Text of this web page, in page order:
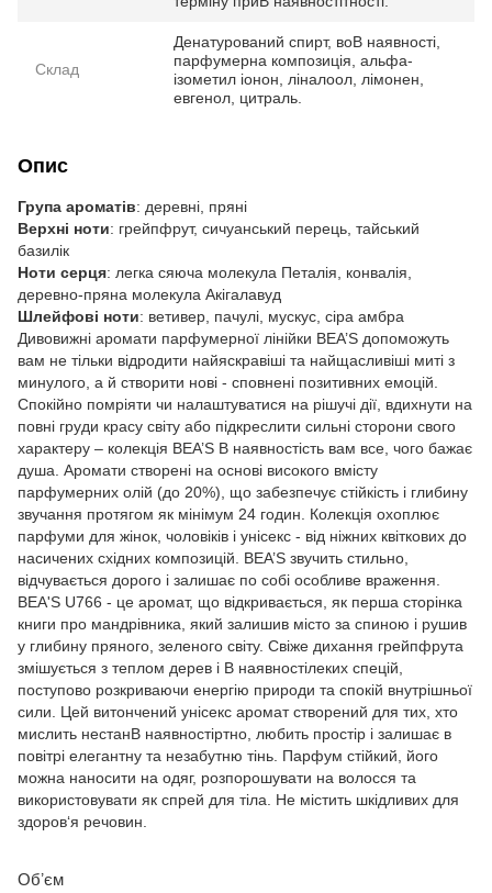
Склад
Денатурований спирт, воВ наявності,
парфумерна композиція, альфа-
ізометил іонон, ліналоол, лімонен,
евгенол, цитраль.
Опис
Група ароматів: деревні, пряні
Верхні ноти: грейпфрут, сичуанський перець, тайський
базилік
Ноти серця: легка сяюча молекула Петалія, конвалія,
деревно-пряна молекула Акігалавуд
Шлейфові ноти: ветивер, пачулі, мускус, сіра амбра
Дивовижні аромати парфумерної лінійки BEA’S допоможуть
вам не тільки відродити найяскравіші та найщасливіші миті з
минулого, а й створити нові - сповнені позитивних емоцій.
Спокійно помріяти чи налаштуватися на рішучі дії, вдихнути на
повні груди красу світу або підкреслити сильні сторони свого
характеру – колекція BEA’S В наявностість вам все, чого бажає
душа. Аромати створені на основі високого вмісту
парфумерних олій (до 20%), що забезпечує стійкість і глибину
звучання протягом як мінімум 24 годин. Колекція охоплює
парфуми для жінок, чоловіків і унісекс - від ніжних квіткових до
насичених східних композицій. BEA’S звучить стильно,
відчувається дорого і залишає по собі особливе враження.
BEA'S U766 - це аромат, що відкривається, як перша сторінка
книги про мандрівника, який залишив місто за спиною і рушив
у глибину пряного, зеленого світу. Свіже дихання грейпфрута
змішується з теплом дерев і В наявностілеких спецій,
поступово розкриваючи енергію природи та спокій внутрішньої
сили. Цей витончений унісекс аромат створений для тих, хто
мислить нестанВ наявностіртно, любить простір і залишає в
повітрі елегантну та незабутню тінь. Парфум стійкий, його
можна наносити на одяг, розпорошувати на волосся та
використовувати як спрей для тіла. Не містить шкідливих для
здоров‘я речовин.
Обʼєм